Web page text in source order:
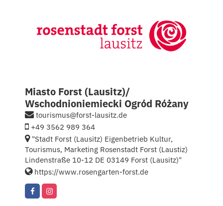
English
Miasto Forst (Lausitz)/
Wschodnioniemiecki Ogród Różany
+49 3562 989 364
"Stadt Forst (Lausitz) Eigenbetrieb Kultur,
Tourismus, Marketing Rosenstadt Forst (Laustiz)
Lindenstraße 10-12 DE 03149 Forst (Lausitz)"
tourismus@forst-lausitz.de
https://www.rosengarten-forst.de